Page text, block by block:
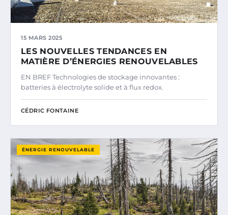
15 MARS 2025
LES NOUVELLES TENDANCES EN
MATIÈRE D’ÉNERGIES RENOUVELABLES
EN BREF Technologies de stockage innovantes :
batteries à électrolyte solide et à flux redox.
CÉDRIC FONTAINE
ÉNERGIE RENOUVELABLE